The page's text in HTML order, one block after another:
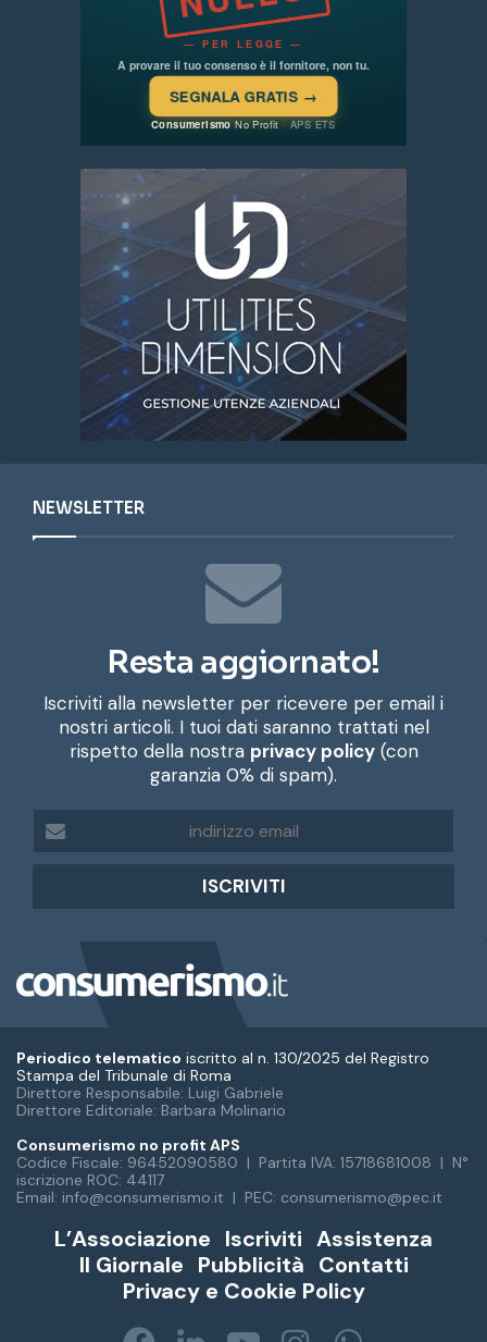
NEWSLETTER
Resta aggiornato!
Iscriviti alla newsletter per ricevere per email i
nostri articoli. I tuoi dati saranno trattati nel
rispetto della nostra privacy policy(con
garanzia 0% di spam).
d
r
z
o
e
m
a
i
Periodico telematico iscritto al n. 130/2025 del Registro
Stampa del Tribunale di Roma
Direttore Responsabile: Luigi Gabriele
Direttore Editoriale: Barbara Molinario
Consumerismo no profit APS
Codice Fiscale: 96452090580 | Partita IVA: 15718681008 | N°
iscrizione ROC: 44117
Email: info@consumerismo.it | PEC: consumerismo@pec.it
L’Associazione Iscriviti Assistenza
Il Giornale Pubblicità Contatti
Privacy e Cookie Policy